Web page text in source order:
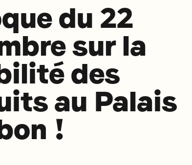
du 22
sur la
des
au Palais
!